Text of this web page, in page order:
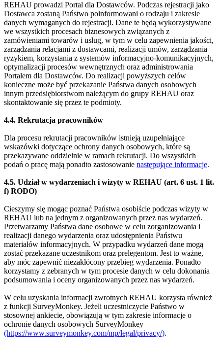
REHAU prowadzi Portal dla Dostawców. Podczas rejestracji jako
Dostawca zostaną Państwo poinformowani o rodzaju i zakresie
danych wymaganych do rejestracji. Dane te będą wykorzystywane
we wszystkich procesach biznesowych związanych z
zamówieniami towarów i usług, w tym w celu zapewnienia jakości,
zarządzania relacjami z dostawcami, realizacji umów, zarządzania
ryzykiem, korzystania z systemów informacyjno-komunikacyjnych,
optymalizacji procesów wewnętrznych oraz administrowania
Portalem dla Dostawców. Do realizacji powyższych celów
konieczne może być przekazanie Państwa danych osobowych
innym przedsiębiorstwom należącym do grupy REHAU oraz
skontaktowanie się przez te podmioty.
4.4. Rekrutacja pracowników
Dla procesu rekrutacji pracowników istnieją uzupełniające
wskazówki dotyczące ochrony danych osobowych, które są
przekazywane oddzielnie w ramach rekrutacji. Do wszystkich
podań o pracę mają ponadto zastosowanie następujące informacje.
4.5. Udział w wydarzeniach i wizyty w REHAU (art. 6 ust. 1 lit.
f) RODO)
Cieszymy się mogąc poznać Państwa osobiście podczas wizyty w
REHAU lub na jednym z organizowanych przez nas wydarzeń.
Przetwarzamy Państwa dane osobowe w celu zorganizowania i
realizacji danego wydarzenia oraz udostępnienia Państwu
materiałów informacyjnych. W przypadku wydarzeń dane mogą
zostać przekazane uczestnikom oraz prelegentom. Jest to ważne,
aby móc zapewnić niezakłócony przebieg wydarzenia. Ponadto
korzystamy z zebranych w tym procesie danych w celu dokonania
podsumowania i oceny organizowanych przez nas wydarzeń.
W celu uzyskania informacji zwrotnych REHAU korzysta również
z funkcji SurveyMonkey. Jeżeli uczestniczycie Państwo w
stosownej ankiecie, obowiązują w tym zakresie informacje o
ochronie danych osobowych SurveyMonkey
(https://www.surveymonkey.com/mp/legal/privacy/).